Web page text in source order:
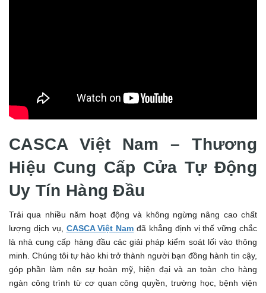
CASCA Việt Nam – Thương
Hiệu Cung Cấp Cửa Tự Động
Uy Tín Hàng Đầu
Trải qua nhiều năm hoạt động và không ngừng nâng cao chất
lượng dịch vụ, CASCA Việt Nam đã khẳng định vị thế vững chắc
là nhà cung cấp hàng đầu các giải pháp kiểm soát lối vào thông
minh. Chúng tôi tự hào khi trở thành người bạn đồng hành tin cậy,
góp phần làm nên sự hoàn mỹ, hiện đại và an toàn cho hàng
ngàn công trình từ cơ quan công quyền, trường học, bệnh viện